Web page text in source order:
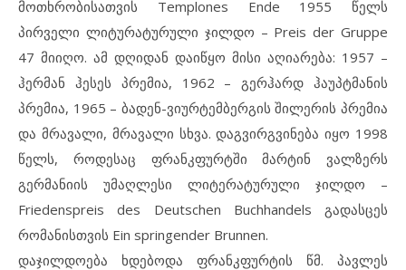
მოთხრობისათვის Templones Ende 1955 წელს
პირველი ლიტურატურული ჯილდო – Preis der Gruppe
47 მიიღო. ამ დღიდან დაიწყო მისი აღიარება: 1957 –
ჰერმან ჰესეს პრემია, 1962 – გერჰარდ ჰაუპტმანის
პრემია, 1965 – ბადენ-ვიურტემბერგის შილერის პრემია
და მრავალი, მრავალი სხვა. დაგვირგვინება იყო 1998
წელს, როდესაც ფრანკფურტში მარტინ ვალზერს
გერმანიის უმაღლესი ლიტერატურული ჯილდო –
Friedenspreis des Deutschen Buchhandels გადასცეს
რომანისთვის Ein springender Brunnen.
დაჯილდოება ხდებოდა ფრანკფურტის წმ. პავლეს